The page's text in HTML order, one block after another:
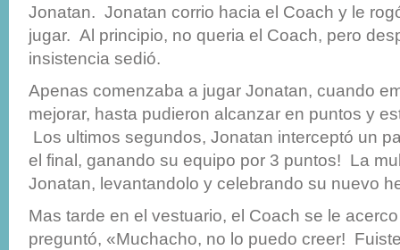
Jonatan. Jonatan corrio hacia el Coach y le
jugar. Al principio, no queria el Coach, pero
insistencia sedió.
Apenas comenzaba a jugar Jonatan, cuando
mejorar, hasta pudieron alcanzar en puntos y
Los ultimos segundos, Jonatan interceptó un
el final, ganando su equipo por 3 puntos! La
Jonatan, levantandolo y celebrando su nuevo
Mas tarde en el vestuario, el Coach se le
preguntó, «Muchacho, no lo puedo creer!